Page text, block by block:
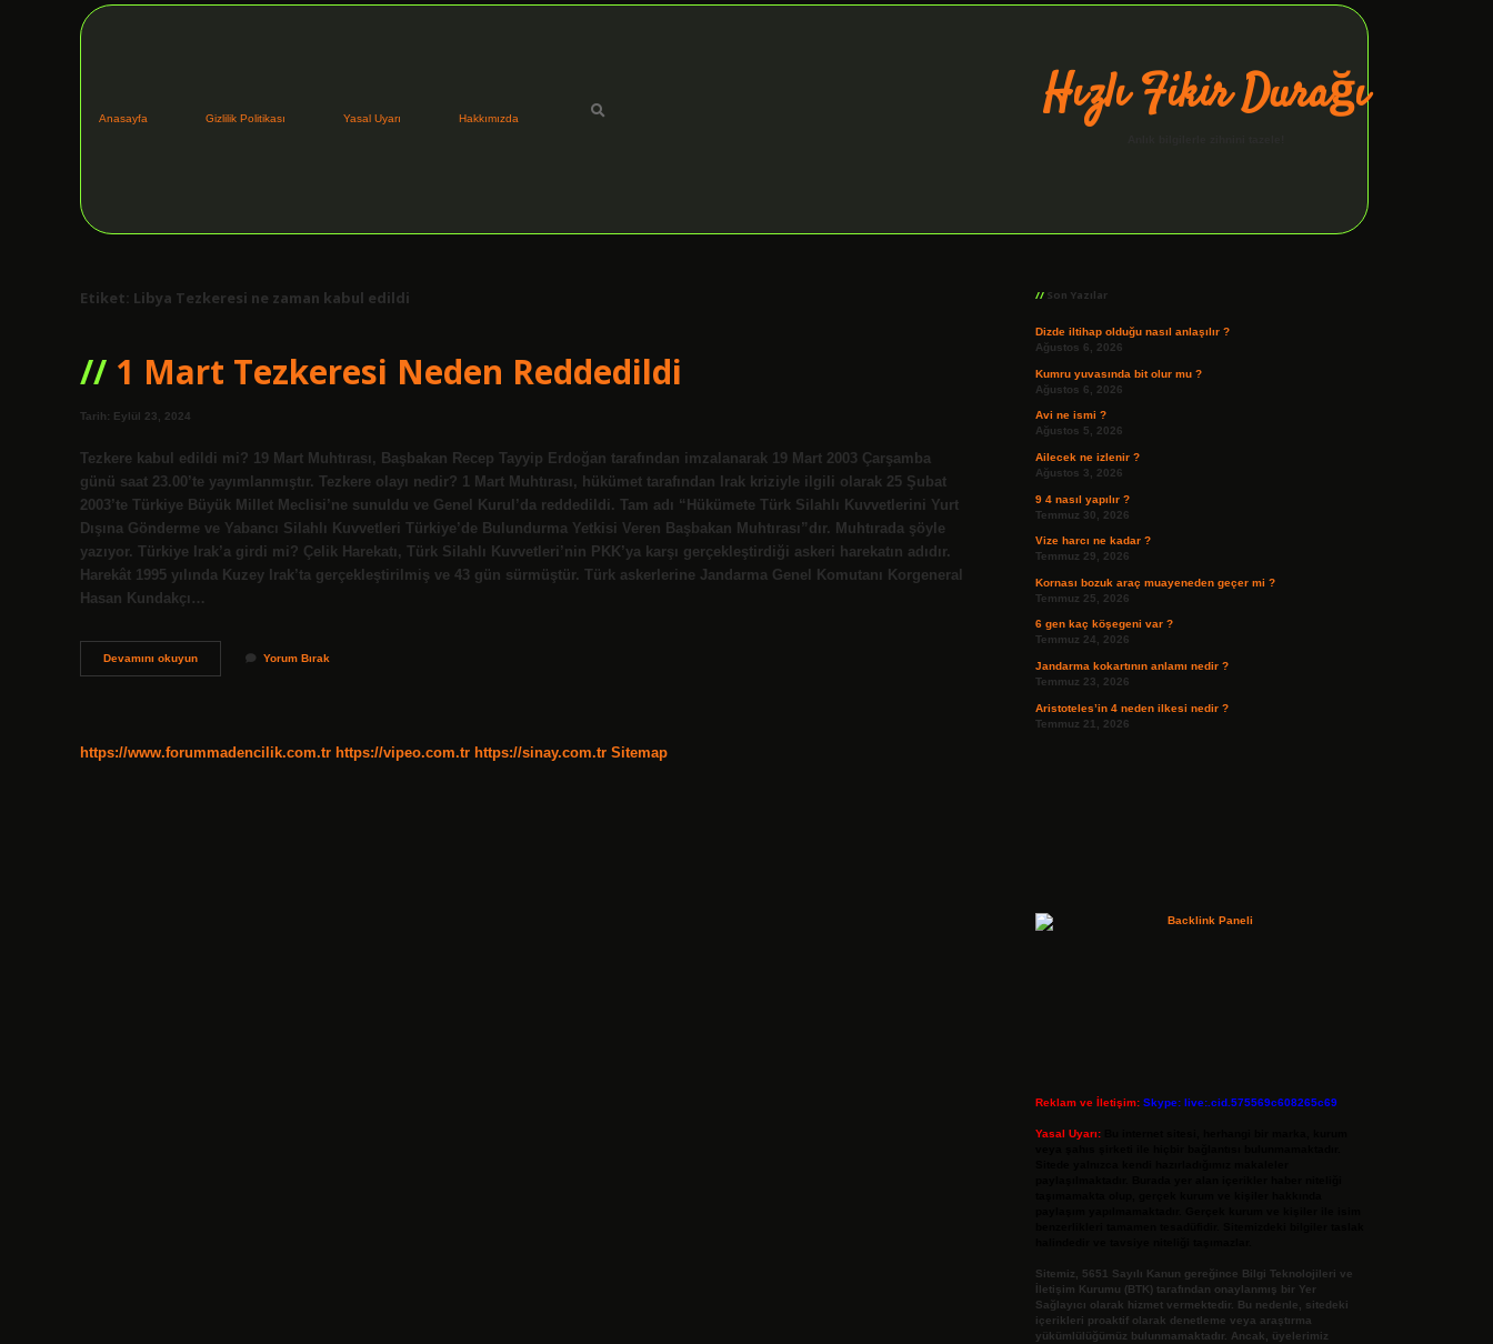
Anasayfa Gizlilik Politikası Yasal Uyarı Hakkımızda Hızlı Fikir Durağı
Etiket: Libya Tezkeresi ne zaman kabul edildi
1 Mart Tezkeresi Neden Reddedildi
Tarih: Eylül 23, 2024
Tezkere kabul edildi mi? 19 Mart Muhtırası, Başbakan Recep Tayyip Erdoğan tarafından imzalanarak 19 Mart 2003 Çarşamba
günü saat 23.00’te yayımlanmıştır. Tezkere olayı nedir? 1 Mart Muhtırası, hükümet tarafından Irak kriziyle ilgili olarak 25 Şubat
2003’te Türkiye Büyük Millet Meclisi’ne sunuldu ve Genel Kurul’da reddedildi. Tam adı “Hükümete Türk Silahlı Kuvvetlerini Yurt
Dışına Gönderme ve Yabancı Silahlı Kuvvetleri Türkiye’de Bulundurma Yetkisi Veren Başbakan Muhtırası”dır. Muhtırada şöyle
yazıyor. Türkiye Irak’a girdi mi? Çelik Harekatı, Türk Silahlı Kuvvetleri’nin PKK’ya karşı gerçekleştirdiği askeri harekatın adıdır.
Harekât 1995 yılında Kuzey Irak’ta gerçekleştirilmiş ve 43 gün sürmüştür. Türk askerlerine Jandarma Genel Komutanı Korgeneral
Hasan Kundakçı…
Devamını okuyun1
Mart
Yorum Bırak
https://www.forummadencilik.com.tr https://vipeo.com.tr https://sinay.com.tr Sitemap
Son Yazılar
Dizde iltihap olduğu nasıl anlaşılır ?
Ağustos 6, 2026
Kumru yuvasında bit olur mu ?
Ağustos 6, 2026
Avi ne ismi ?
Ağustos 5, 2026
Ailecek ne izlenir ?
Ağustos 3, 2026
9 4 nasıl yapılır ?
Temmuz 30, 2026
Vize harcı ne kadar ?
Temmuz 29, 2026
Kornası bozuk araç muayeneden geçer mi ?
Temmuz 25, 2026
6 gen kaç köşegeni var ?
Temmuz 24, 2026
Jandarma kokartının anlamı nedir ?
Temmuz 23, 2026
Aristoteles’in 4 neden ilkesi nedir ?
Temmuz 21, 2026
Reklam ve İletişim: Skype: live:.cid.575569c608265c69
Yasal Uyarı:
Sitemiz, 5651 Sayılı Kanun gereğince Bilgi Teknolojileri ve
İletişim Kurumu (BTK) tarafından onaylanmış bir Yer
Sağlayıcı olarak hizmet vermektedir. Bu nedenle, sitedeki
içerikleri proaktif olarak denetleme veya araştırma
yükümlülüğümüz bulunmamaktadır. Ancak, üyelerimiz